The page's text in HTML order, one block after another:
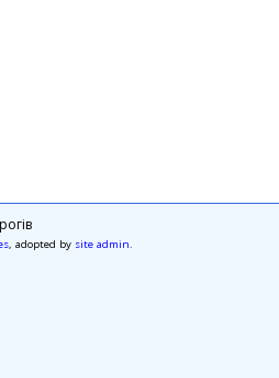
, adopted by site admin.